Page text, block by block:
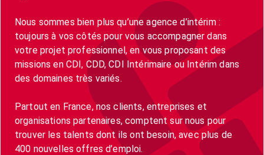
Nous sommes bien plus qu’une agence d’intérim :
toujours à vos côtés pour vous accompagner dans
votre projet professionnel, en vous proposant des
missions en CDI, CDD, CDI Intérimaire ou Intérim dans
des domaines très variés.
Partout en France, nos clients, entreprises et
organisations partenaires, comptent sur nous pour
trouver les talents dont ils ont besoin, avec plus de
400 nouvelles offres d’emploi.